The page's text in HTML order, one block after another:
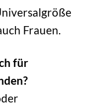
Frauen.
für